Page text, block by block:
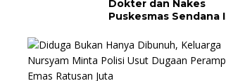
Dokter dan Nakes
Puskesmas Sendana I
Tolak Kepemimpinan
Kapus Gegara Dana
Kapitasi Tak Cair